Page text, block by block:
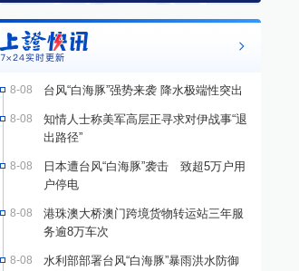
8-08 台风“白海豚”强势来袭 降水极端性突出
8-08
知情人士称美军高层正寻求对伊战事“退
出路径”
8-08
日本遭台风“白海豚”袭击 致超5万户用
户停电
8-08
港珠澳大桥澳门跨境货物转运站三年服
务逾8万车次
8-08
水利部部署台风“白海豚”暴雨洪水防御